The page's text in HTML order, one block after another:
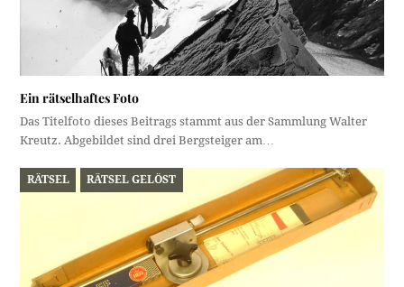
Ein rätselhaftes Foto
Das Titelfoto dieses Beitrags stammt aus der Sammlung Walter
Kreutz. Abgebildet sind drei Bergsteiger am…
RÄTSEL RÄTSEL GELÖST